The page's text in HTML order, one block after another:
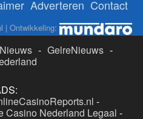
Adverteren Contact
| Ontwikkeling:
- GelreNieuws -
-
Casino Nederland Legaal -